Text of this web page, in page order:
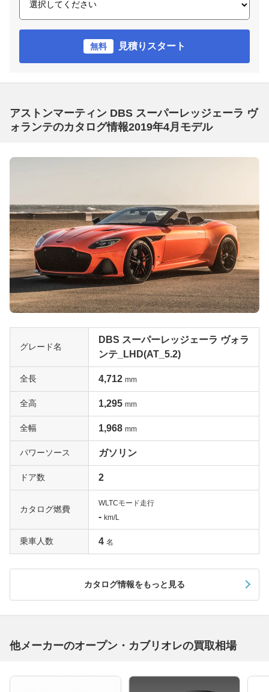
無料 見積りスタート
アストンマーティン DBS スーパーレッジェーラ ヴ
ォランテのカタログ情報2019年4月モデル
グレード名
DBS スーパーレッジェーラ ヴォラ
ンテ_LHD(AT_5.2)
全長 4,712 mm
全高 1,295 mm
全幅 1,968 mm
パワーソース ガソリン
ドア数 2
カタログ燃費
WLTCモード走行
- km/L
乗車人数 4 名
カタログ情報をもっと見る
他メーカーのオープン・カブリオレの買取相場